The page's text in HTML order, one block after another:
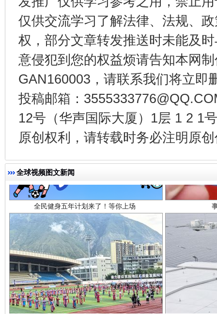
仅供交流学习了解法律、法规、
权，部分文章转发推送时未能及
意侵犯到您的权益烦请告知本网
GAN160003，请联系我们将立即
投稿邮箱：
12号（华声国际大厦）1层 1 2 1
原创权利，请转载时务必注明原
全球视频图文新闻
全民健身五年计划来了！等你上场
阿坝州三大球赛在茂县开幕 规模